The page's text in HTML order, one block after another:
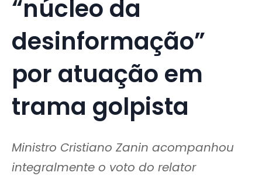
“núcleo da
desinformação”
por atuação em
trama golpista
Ministro Cristiano Zanin acompanhou
integralmente o voto do relator